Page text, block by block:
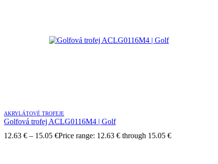
AKRYLÁTOVÉ TROFEJE
Golfová trofej ACLG0116M4 | Golf
12.63 € – 15.05 €Price range: 12.63 € through 15.05 €